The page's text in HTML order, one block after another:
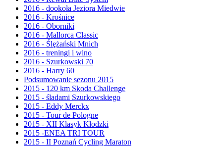
2016 - dookoła Jeziora Miedwie
2016 - Krośnice
2016 - Oborniki
2016 - Mallorca Classic
2016 - Ślężański Mnich
2016 - treningi i wino
2016 - Szurkowski 70
2016 - Harry 60
Podsumowanie sezonu 2015
2015 - 120 km Skoda Challenge
2015 - śladami Szurkowskiego
2015 - Eddy Merckx
2015 - Tour de Pologne
2015 - XII Klasyk Kłodzki
2015 -ENEA TRI TOUR
2015 - II Poznań Cycling Maraton